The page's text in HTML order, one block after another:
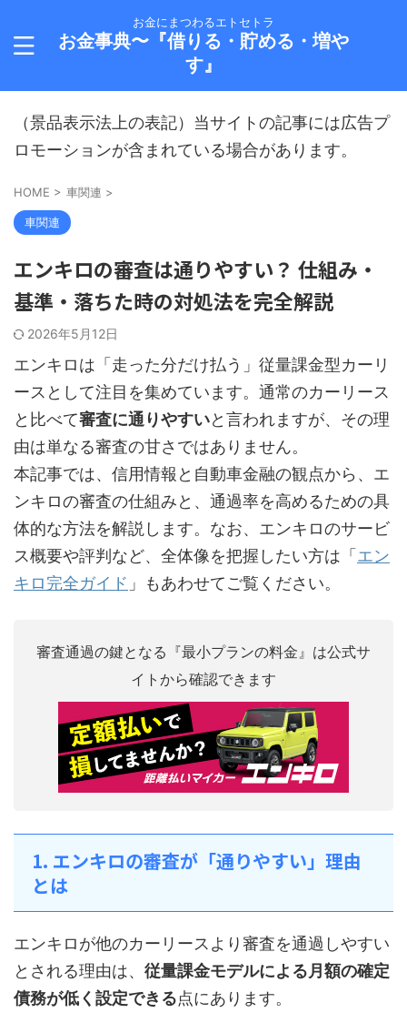
お金にまつわるエトセトラ
お金事典〜『借りる・貯める・増や
す』
（景品表示法上の表記）当サイトの記事には広告プ
ロモーションが含まれている場合があります。
HOME > 車関連 >
車関連
エンキロの審査は通りやすい？ 仕組み・
基準・落ちた時の対処法を完全解説
2026年5月12日
エンキロは「走った分だけ払う」従量課金型カーリ
ースとして注目を集めています。通常のカーリース
と比べて審査に通りやすいと言われますが、その理
由は単なる審査の甘さではありません。
本記事では、信用情報と自動車金融の観点から、エ
ンキロの審査の仕組みと、通過率を高めるための具
体的な方法を解説します。なお、エンキロのサービ
ス概要や評判など、全体像を把握したい方は「 エン
キロ完全ガイド 」もあわせてご覧ください。
審査通過の鍵となる『最小プランの料金』は公式サ
イトから確認できます
1. エンキロの審査が「通りやすい」理由
とは
エンキロが他のカーリースより審査を通過しやすい
とされる理由は、 従量課金モデルによる月額の確定
債務が低く設定できる点にあります。